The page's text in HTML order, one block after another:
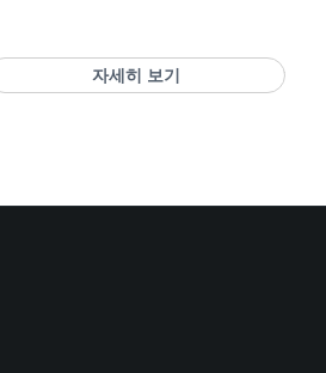
자세히 보기